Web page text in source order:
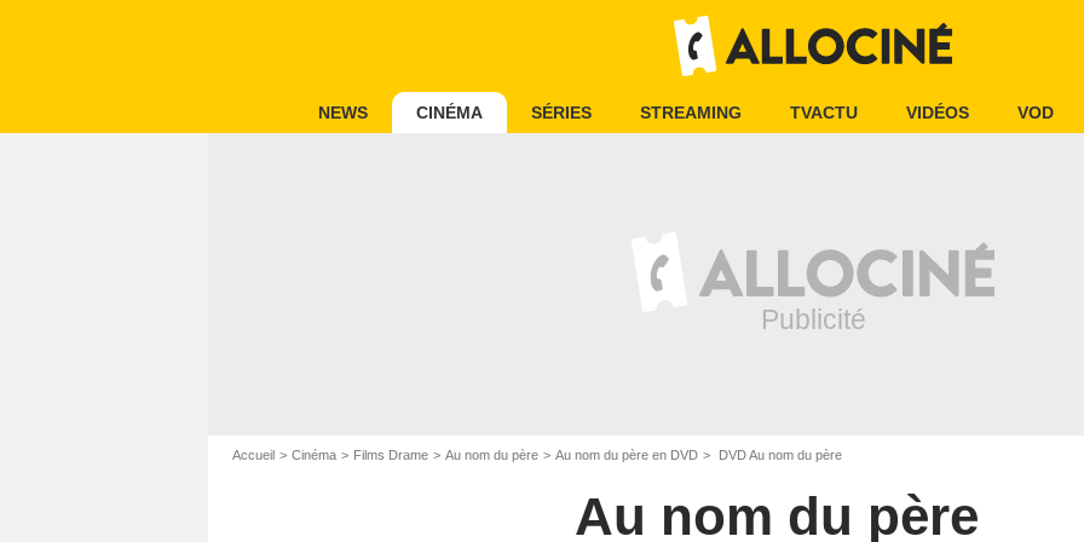
NEWS CINÉMA SÉRIES STREAMING TVACTU VIDÉOS VOD
Accueil Cinéma Films Drame Au nom du père Au nom du père en DVD DVD Au nom du père
Au nom du père